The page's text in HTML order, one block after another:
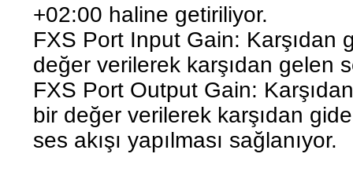
+02:00 haline getiriliyor.
FXS Port Input Gain: Karşıdan
değer verilerek karşıdan gelen
FXS Port Output Gain:
bir değer verilerek karşıdan
ses akışı yapılması sağlanıyor.